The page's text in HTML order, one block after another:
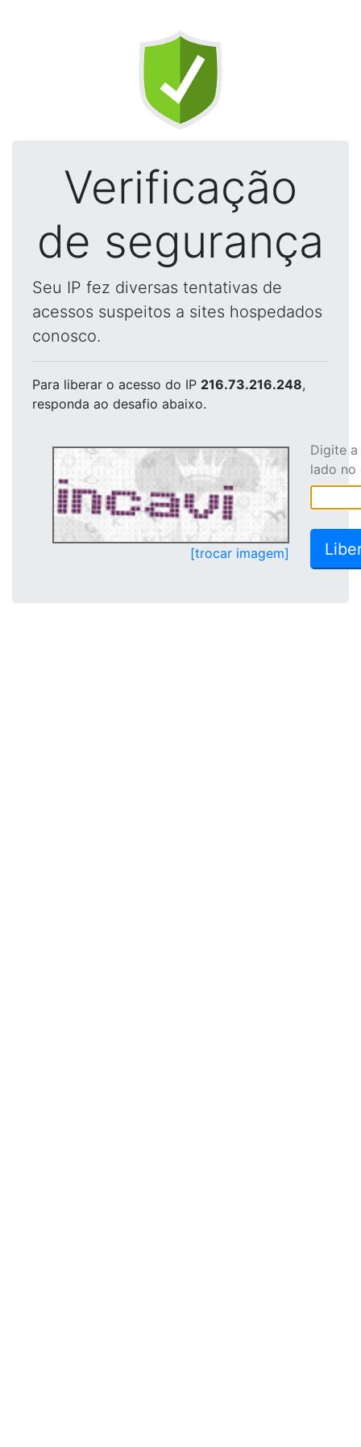
Verificação
de segurança
Seu IP fez diversas tentativas de
acessos suspeitos a sites hospedados
conosco.
Para liberar o acesso do IP 216.73.216.248,
responda ao desafio abaixo.
[trocar imagem]
Digite
lado no